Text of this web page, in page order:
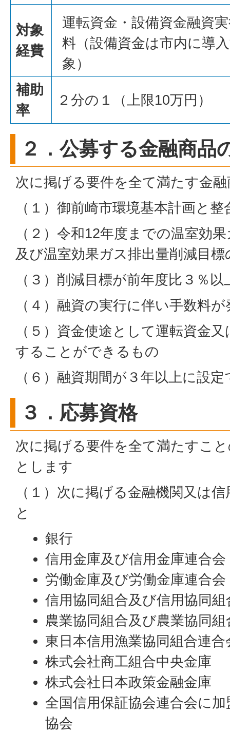
対象
経費
運転資金・設備資金融資
料（設備資金は市内に導
象）
補助
率
２分の１（上限10万円）
２．公募する金融商品
次に掲げる要件を全て満たす金
（１）御前崎市環境基本計画と
（２）令和12年度までの温室効
及び温室効果ガス排出量削減目
（３）削減目標が前年度比３％
（４）融資の実行に伴い手数料
（５）資金使途として運転資金
することができるもの
（６）融資期間が３年以上に設
３．応募資格
次に掲げる要件を全て満たすこ
とします
（１）次に掲げる金融機関又は
と
銀行
信用金庫及び信用金庫連合会
労働金庫及び労働金庫連合会
信用協同組合及び信用協同組
農業協同組合及び農業協同
東日本信用漁業協同組合連合
株式会社商工組合中央金庫
株式会社日本政策金融金庫
全国信用保証協会連合会に
協会